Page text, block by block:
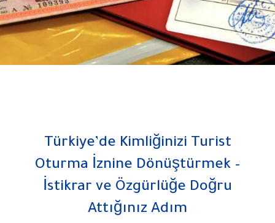
Türkiye’de Kimliğinizi Turist
Oturma İznine Dönüştürmek –
İstikrar ve Özgürlüğe Doğru
Attığınız Adım